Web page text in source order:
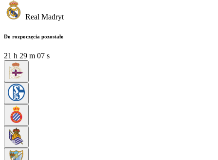
Real Madryt
Do rozpoczęcia pozostało
21 h 29 m 06 s